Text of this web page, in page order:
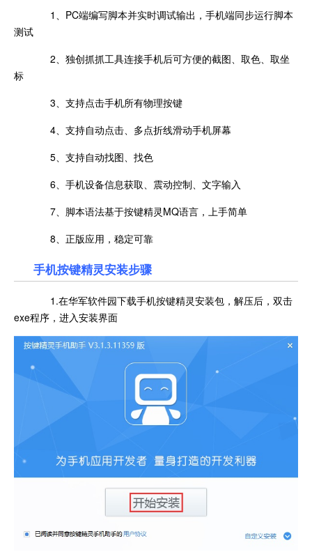
1、PC端编写脚本并实时调试输出，手机端同步运行脚本
测试
2、独创抓抓工具连接手机后可方便的截图、取色、取坐
标
3、支持点击手机所有物理按键
4、支持自动点击、多点折线滑动手机屏幕
5、支持自动找图、找色
6、手机设备信息获取、震动控制、文字输入
7、脚本语法基于按键精灵MQ语言，上手简单
8、正版应用，稳定可靠
手机按键精灵安装步骤
1.在华军软件园下载手机按键精灵安装包，解压后，双击
exe程序，进入安装界面